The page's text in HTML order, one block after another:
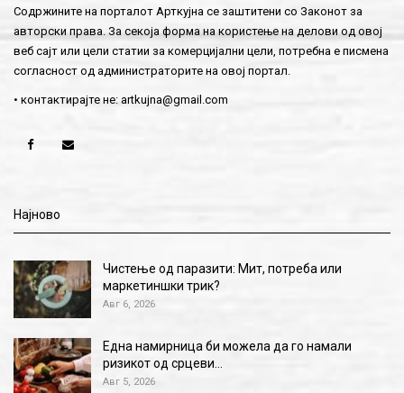
Содржините на порталот Арткујна се заштитени со Законот за
авторски права. За секоја форма на користење на делови од овој
веб сајт или цели статии за комерцијални цели, потребна е писмена
согласност од администраторите на овој портал.
• контактирајте не: artkujna@gmail.com
Најново
Чистење од паразити: Мит, потреба или
маркетиншки трик?
Авг 6, 2026
Една намирница би можела да го намали
ризикот од срцеви…
Авг 5, 2026